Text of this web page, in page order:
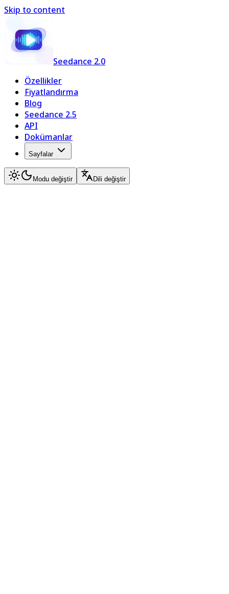
Skip to content
Seedance 2.0
Özellikler
Fiyatlandırma
Blog
Seedance 2.5
API
Dokümanlar
Sayfalar
Modu değiştir Dili değiştir